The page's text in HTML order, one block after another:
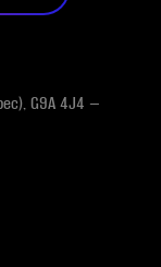
G9A 4J4 —